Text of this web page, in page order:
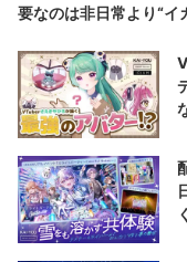
要なのは非日常より“イ